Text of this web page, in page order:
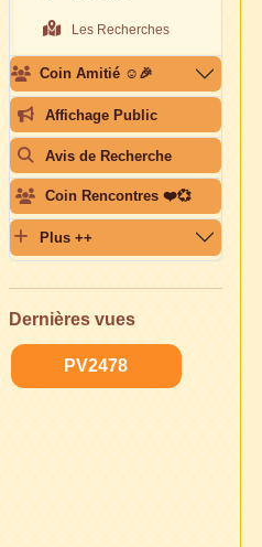
Les Recherches
Coin Amitié ☺️🎉
Affichage Public
Avis de Recherche
Coin Rencontres ❤️💞
Plus ++
Dernières vues
PV2478